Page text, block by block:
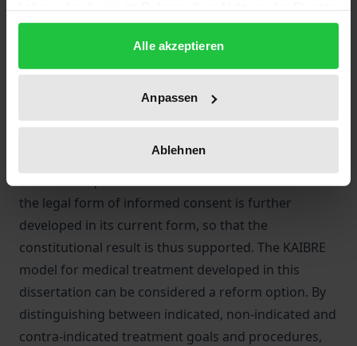
gesammelt haben.
Alle akzeptieren
Anpassen
Ablehnen
action is subject to erosion tendencies. Therefore,
there is considerable uncertainty regarding the legal
use of the medical indication. The dissertation
resolves this uncertainty by means of an innovative
informed consent can basically serve as an
the legal form of informed consent is further
developed in its current form, so that the
constitutional result is thus supported. The KAIBRE
model for medical treatment developed in this
dissertation can be considered a reform option. By
distinguishing between indicated, non-indicated and
contra-indicated treatment goals and procedures,